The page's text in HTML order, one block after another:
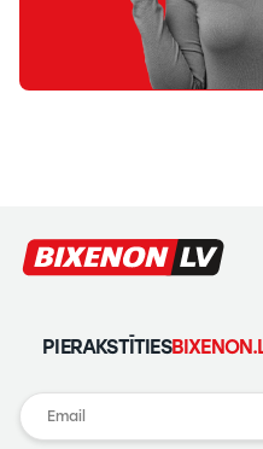
PIERAKSTĪTIES